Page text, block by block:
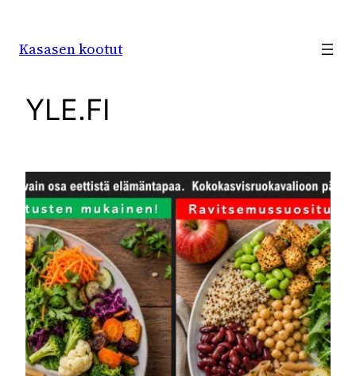
Kasasen kootut
YLE.FI